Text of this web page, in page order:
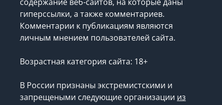
гиперссылки, а также комментариев.
Комментарии к публикациям являются
личным мнением пользователей сайта.
Возрастная категория сайта: 18+
В России признаны экстремистскими и
запрещеными следующие организации из